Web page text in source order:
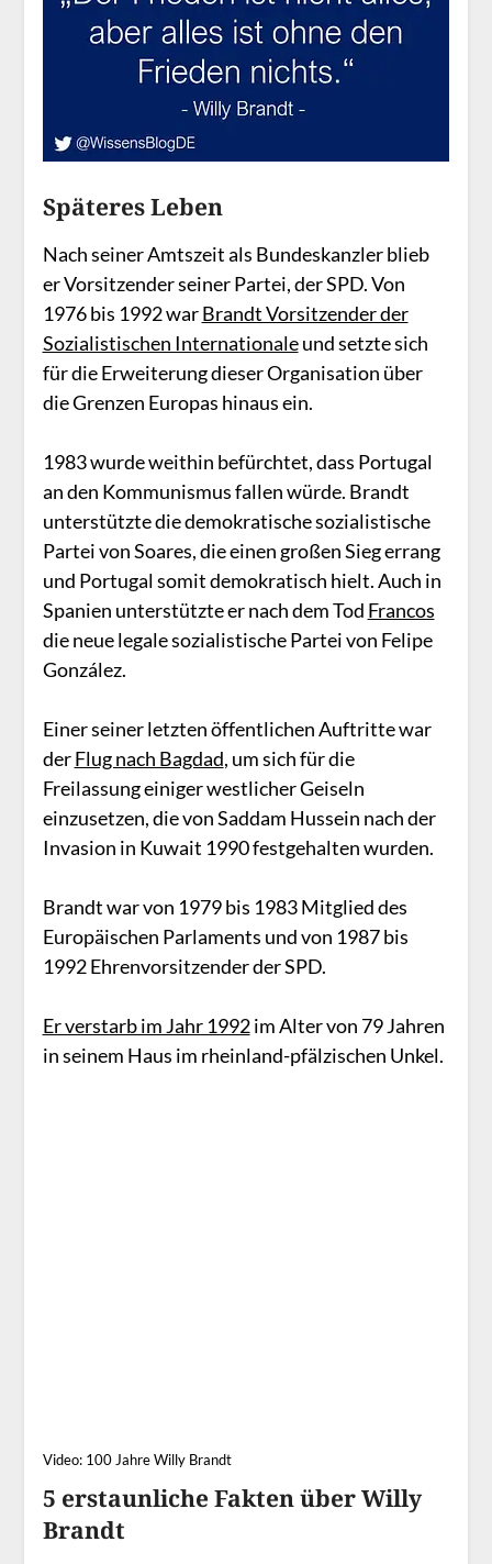
Späteres Leben
Nach seiner Amtszeit als Bundeskanzler blieb
er Vorsitzender seiner Partei, der SPD. Von
1976 bis 1992 warBrandt Vorsitzender der
Sozialistischen Internationaleund setzte sich
für die Erweiterung dieser Organisation über
die Grenzen Europas hinaus ein.
1983 wurde weithin befürchtet, dass Portugal
an den Kommunismus fallen würde. Brandt
unterstützte die demokratische sozialistische
Partei von Soares, die einen großen Sieg errang
und Portugal somit demokratisch hielt. Auch in
Spanien unterstützte er nach dem Tod Francos
die neue legale sozialistische Partei von Felipe
González.
Einer seiner letzten öffentlichen Auftritte war
derFlug nach Bagdad, um sich für die
Freilassung einiger westlicher Geiseln
einzusetzen, die von Saddam Hussein nach der
Invasion in Kuwait 1990 festgehalten wurden.
Brandt war von 1979 bis 1983 Mitglied des
Europäischen Parlaments und von 1987 bis
1992 Ehrenvorsitzender der SPD.
Er verstarb im Jahr 1992im Alter von 79 Jahren
in seinem Haus im rheinland-pfälzischen Unkel.
Video: 100 Jahre Willy Brandt
5 erstaunliche Fakten über Willy
Brandt